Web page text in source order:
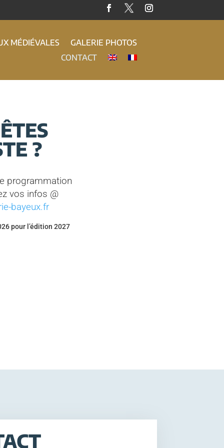
MÉDIÉVALES
GALERIE PHOTOS
CONTACT
?
programmation
vos infos @
bayeux.fr
pour l’édition 2027